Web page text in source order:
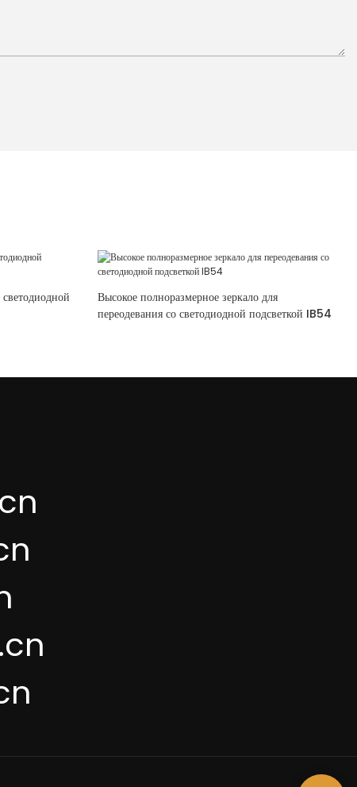
Высокое полноразмерное зеркало для
переодевания со светодиодной подсветкой IB54